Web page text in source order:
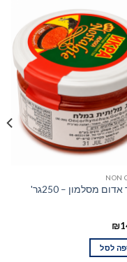
NON
מסלמון – 250גר'
₪
לסל